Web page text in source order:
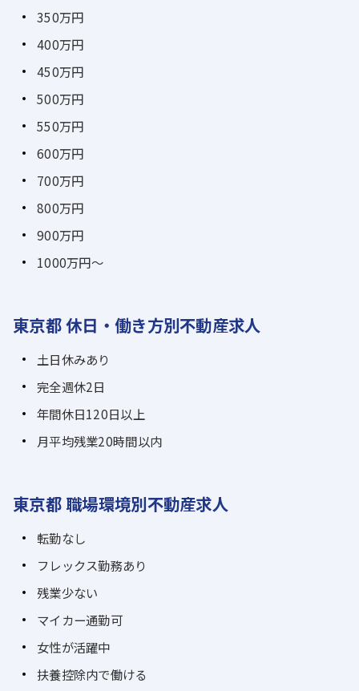
350万円
400万円
450万円
500万円
550万円
600万円
700万円
800万円
900万円
1000万円～
東京都 休日・働き方別不動産求人
土日休みあり
完全週休2日
年間休日120日以上
月平均残業20時間以内
東京都 職場環境別不動産求人
転勤なし
フレックス勤務あり
残業少ない
マイカー通勤可
女性が活躍中
扶養控除内で働ける